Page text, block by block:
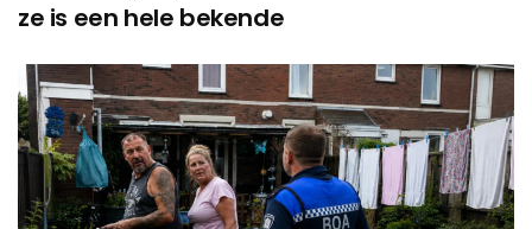
ze is een hele bekende